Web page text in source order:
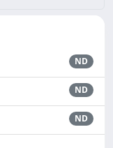
ND
ND
ND